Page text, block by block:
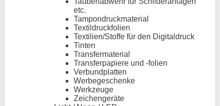
etc.
Tampondruckmaterial
Textildruckfolien
Textilien/Stoffe für den Digitaldruck
Tinten
Transfermaterial
Transferpapiere und -folien
Verbundplatten
Werbegeschenke
Werkzeuge
Zeichengeräte